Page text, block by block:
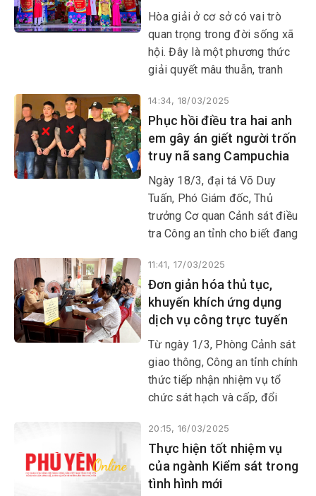
Hòa giải ở cơ sở có vai trò
quan trọng trong đời sống xã
hội. Đây là một phương thức
giải quyết mâu thuẫn, tranh
cho các cơ quan nhà nước, hạn
chế đơn thư khiếu nại; duy trì
trật tự, an ninh và đoàn kết
trong cộng đồng…
14:34, 18/03/2025
Phục hồi điều tra hai anh
em gây án giết người trốn
truy nã sang Campuchia
Ngày 18/3, đại tá Võ Duy
Tuấn, Phó Giám đốc, Thủ
trưởng Cơ quan Cảnh sát điều
tra Công an tỉnh cho biết đang
can về tội giết người đối với
Ngô Quyết Nhu (SN 1997),
Ngô Viết Tiến (SN 1999) cùng
trú phường 3 (TP Tuy Hòa)
theo quy định của pháp luật.
11:41, 17/03/2025
Đơn giản hóa thủ tục,
khuyến khích ứng dụng
dịch vụ công trực tuyến
Từ ngày 1/3, Phòng Cảnh sát
giao thông, Công an tỉnh chính
thức tiếp nhận nhiệm vụ tổ
chức sát hạch và cấp, đổi
đường bộ. Công tác này đang
được nỗ lực triển khai theo
hướng đơn giản hóa thủ tục và
khuyến khích sử dụng dịch vụ
20:15, 16/03/2025
Thực hiện tốt nhiệm vụ
của ngành Kiểm sát trong
tình hình mới